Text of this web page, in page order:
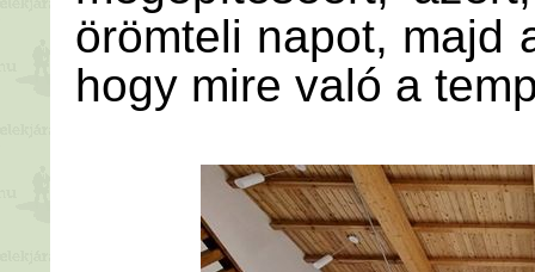
örömteli napot, majd
hogy mire való a